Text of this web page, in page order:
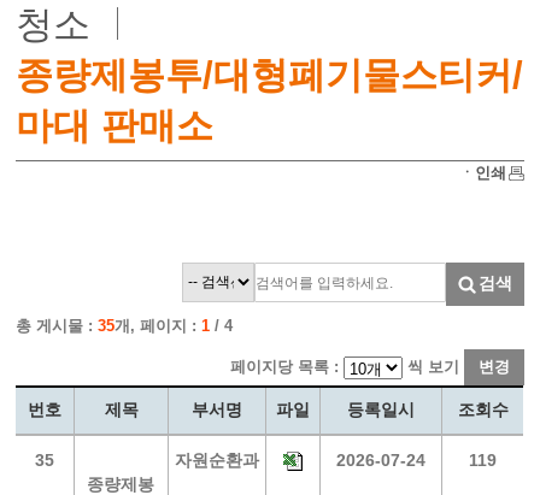
청소
종량제봉투/대형폐기물스티커/
마대 판매소
ㆍ인쇄
검색
총 게시물 :35개, 페이지 :1 / 4
페이지당 목록 : 씩 보기 변경
번호 제목 부서명 파일 등록일시 조회수
35
종량제봉
자원순환과 2026-07-24 119